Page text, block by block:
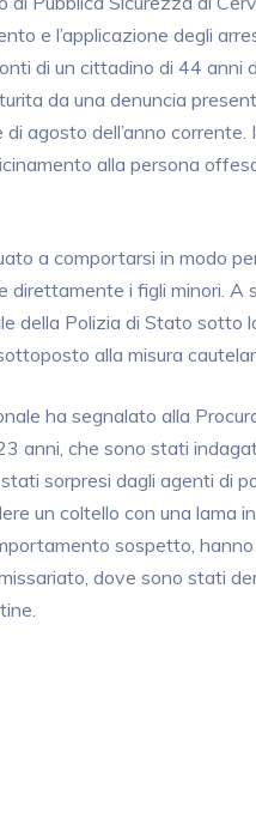
e l’applicazione degli
di un cittadino di 44 anni
da una denuncia
di agosto dell’anno
alla persona
a comportarsi in modo
direttamente i figli minori.
della Polizia di Stato sotto
alla misura
ha segnalato alla
anni, che sono stati
sorpresi dagli agenti di
un coltello con una lama
sospetto,
dove sono stati